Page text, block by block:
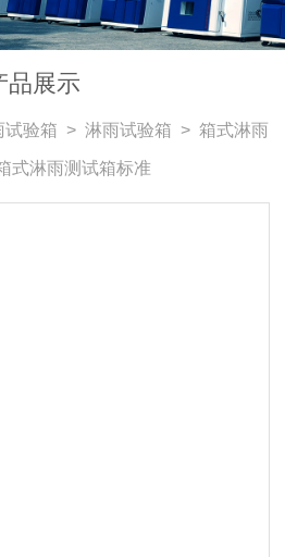
品展示
试验箱 >淋雨试验箱 > 箱式淋雨
式淋雨测试箱标准